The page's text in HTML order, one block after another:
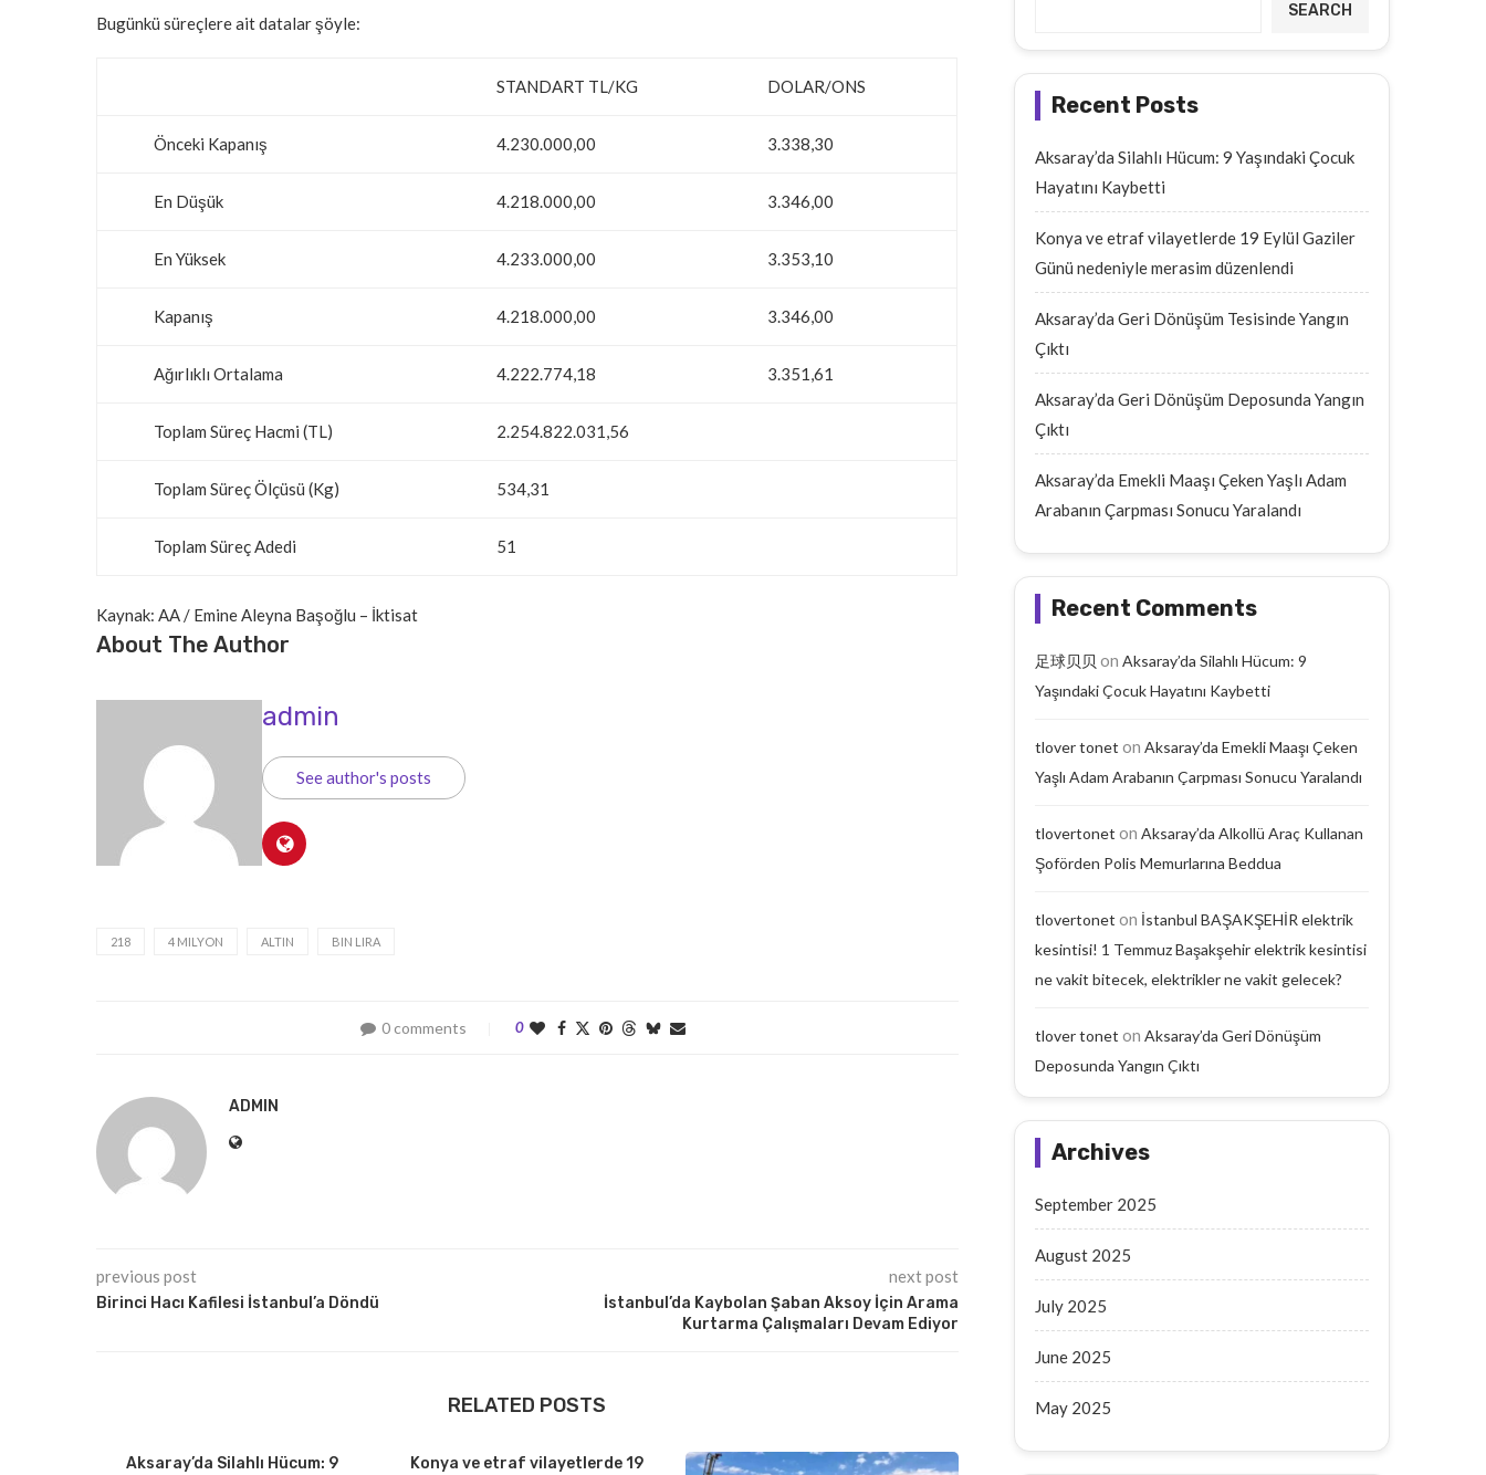
Bugünkü süreçlere ait datalar şöyle:
STANDART TL/KG DOLAR/ONS
Önceki Kapanış 4.230.000,00 3.338,30
En Düşük 4.218.000,00 3.346,00
En Yüksek 4.233.000,00 3.353,10
Kapanış 4.218.000,00 3.346,00
Ağırlıklı Ortalama 4.222.774,18 3.351,61
Toplam Süreç Hacmi (TL) 2.254.822.031,56
Toplam Süreç Ölçüsü (Kg) 534,31
Toplam Süreç Adedi 51
Kaynak: AA / Emine Aleyna Başoğlu – İktisat
About The Author
admin
See author's posts
218 4 MILYON ALTIN BIN LIRA
0 comments 0
ADMIN
previous post
Birinci Hacı Kafilesi İstanbul’a Döndü
next post
İstanbul’da Kaybolan Şaban Aksoy İçin Arama
Kurtarma Çalışmaları Devam Ediyor
RELATED POSTS
Aksaray’da Silahlı Hücum: 9
Konya ve etraf vilayetlerde 19
SEARCH
Recent Posts
Aksaray’da Silahlı Hücum: 9 Yaşındaki Çocuk
Hayatını Kaybetti
Konya ve etraf vilayetlerde 19 Eylül Gaziler
Günü nedeniyle merasim düzenlendi
Aksaray’da Geri Dönüşüm Tesisinde Yangın
Çıktı
Aksaray’da Geri Dönüşüm Deposunda Yangın
Çıktı
Aksaray’da Emekli Maaşı Çeken Yaşlı Adam
Arabanın Çarpması Sonucu Yaralandı
Recent Comments
足球贝贝 on Aksaray’da Silahlı Hücum: 9
Yaşındaki Çocuk Hayatını Kaybetti
tlover tonet on Aksaray’da Emekli Maaşı Çeken
Yaşlı Adam Arabanın Çarpması Sonucu Yaralandı
tlovertonet on Aksaray’da Alkollü Araç Kullanan
Şoförden Polis Memurlarına Beddua
tlovertonet on İstanbul BAŞAKŞEHİR elektrik
kesintisi! 1 Temmuz Başakşehir elektrik kesintisi
ne vakit bitecek, elektrikler ne vakit gelecek?
tlover tonet on Aksaray’da Geri Dönüşüm
Deposunda Yangın Çıktı
Archives
September 2025
August 2025
July 2025
June 2025
May 2025